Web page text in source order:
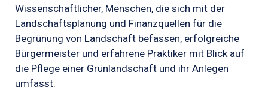
Wissenschaftlicher, Menschen, die sich mit der
Landschaftsplanung und Finanzquellen für die
Begrünung von Landschaft befassen, erfolgreiche
Bürgermeister und erfahrene Praktiker mit Blick auf
die Pflege einer Grünlandschaft und ihr Anlegen
umfasst.